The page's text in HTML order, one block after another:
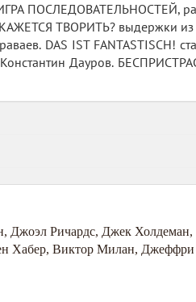
ПОСЛЕДОВАТЕЛЬНОСТЕЙ,
ТВОРИТЬ? выдержки из
DAS IST FANTASTISCH!
Дауров.
, Джоэл Ричардс, Джек Холдеман,
Хабер, Виктор Милан, Джеффри